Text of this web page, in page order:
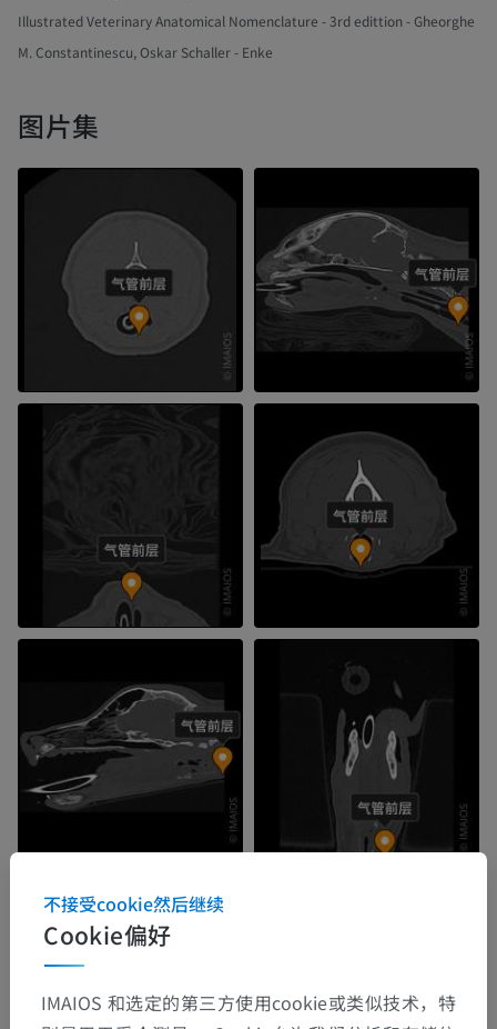
Illustrated Veterinary Anatomical Nomenclature - 3rd edittion - Gheorghe
M. Constantinescu, Oskar Schaller - Enke
图片集
Cookie偏好
不接受cookie然后继续
IMAIOS 和选定的第三方使用cookie或类似技术，特